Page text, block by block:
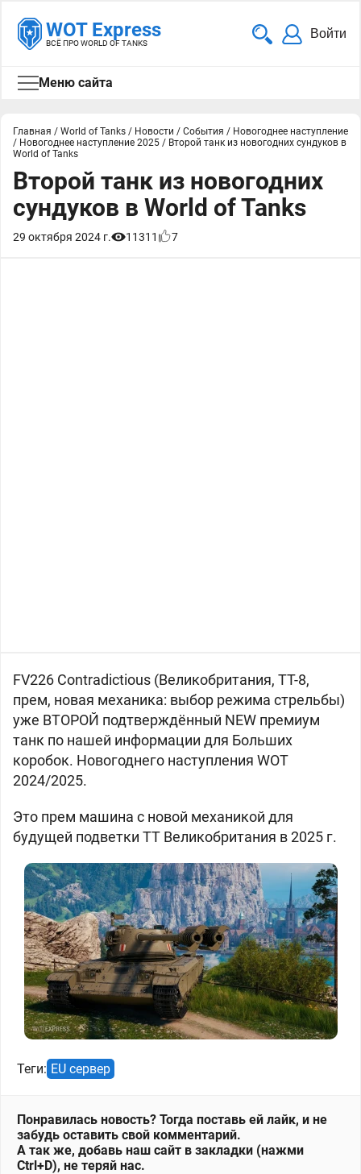
WOT Express
ВСЁ ПРО WORLD OF TANKS
Войти
Меню сайта
Главная / World of Tanks / Новости / События / Новогоднее наступление
/ Новогоднее наступление 2025 / Второй танк из новогодних сундуков в
World of Tanks
Второй танк из новогодних
сундуков в World of Tanks
29 октября 2024 г. 11311 7
FV226 Contradictious (Великобритания, ТТ-8,
прем, новая механика: выбор режима стрельбы)
уже ВТОРОЙ подтверждённый NEW премиум
танк по нашей информации для Больших
коробок. Новогоднего наступления WOT
2024/2025.
Это прем машина с новой механикой для
будущей подветки ТТ Великобритания в 2025 г.
Теги: EU сервер
Понравилась новость? Тогда поставь ей лайк, и не
забудь оставить свой комментарий.
А так же, добавь наш сайт в закладки (нажми
Ctrl+D), не теряй нас.